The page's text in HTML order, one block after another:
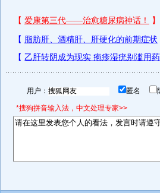
用户： 匿名
*搜狗拼音输入法，中文处理专家>>